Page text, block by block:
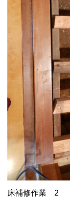
床補修作業 2